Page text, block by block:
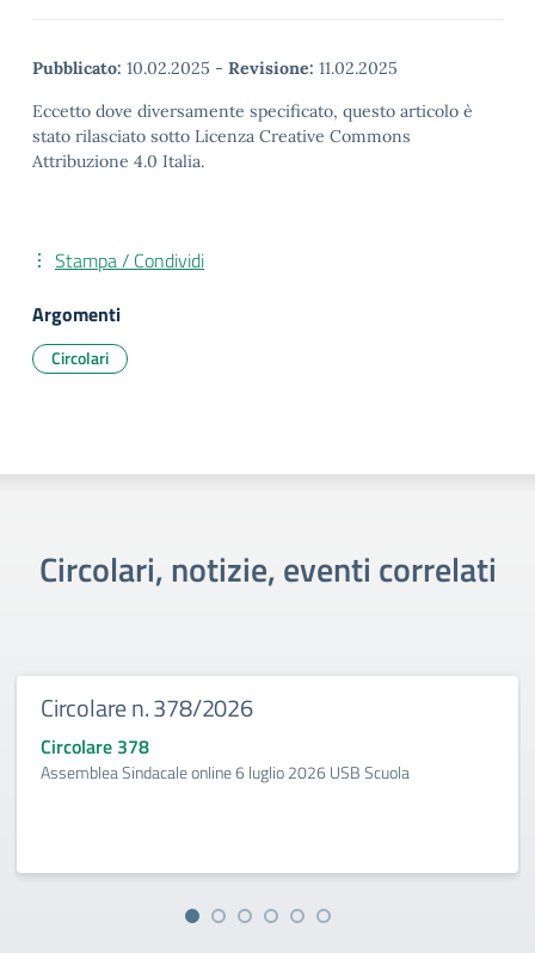
Pubblicato: 10.02.2025 - Revisione: 11.02.2025
Eccetto dove diversamente specificato, questo articolo è
stato rilasciato sotto Licenza Creative Commons
Attribuzione 4.0 Italia.
Stampa / Condividi
Argomenti
Circolari
Circolari, notizie, eventi correlati
Circolare n. 378/2026
Circolare 378
Assemblea Sindacale online 6 luglio 2026 USB Scuola